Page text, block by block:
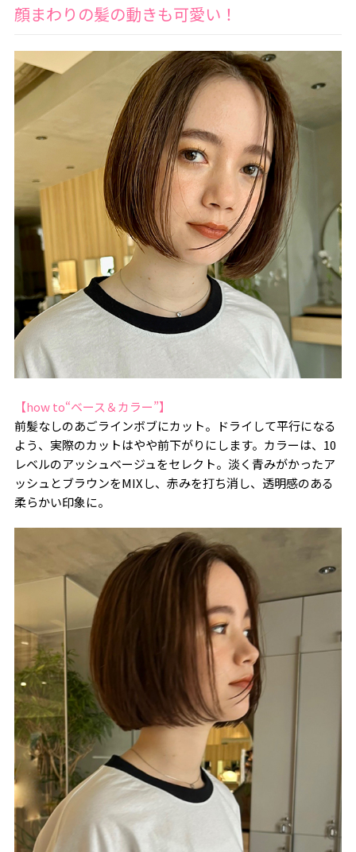
顔まわりの髪の動きも可愛い！
【how to“ベース＆カラー”】
前髪なしのあごラインボブにカット。ドライして平行になる
よう、実際のカットはやや前下がりにします。カラーは、10
レベルのアッシュベージュをセレクト。淡く青みがかったア
ッシュとブラウンをMIXし、赤みを打ち消し、透明感のある
柔らかい印象に。